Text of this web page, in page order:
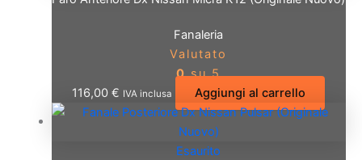
Fanaleria
Valutato
0su 5
116,00€ IVA inclusa Aggiungi al carrello
Esaurito